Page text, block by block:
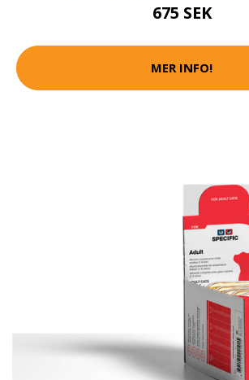
675 SEK
MER INFO!